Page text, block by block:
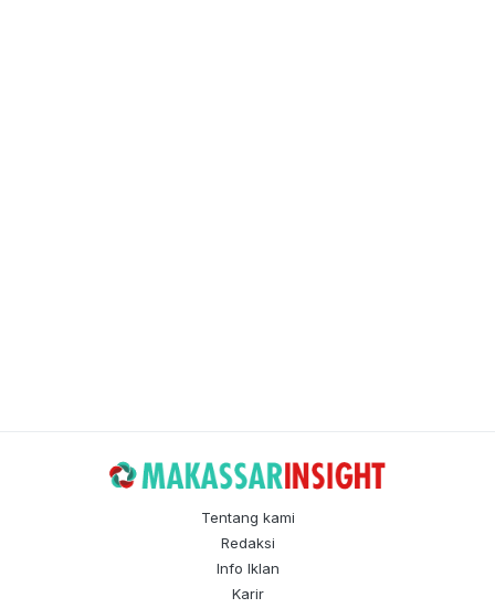
Tentang kami
Redaksi
Info Iklan
Karir